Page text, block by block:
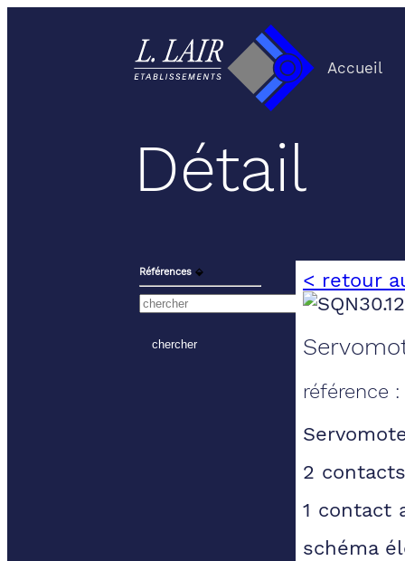
Accueil
Détail
Références ⬙ < retour
référence :
2
1 contact
schéma